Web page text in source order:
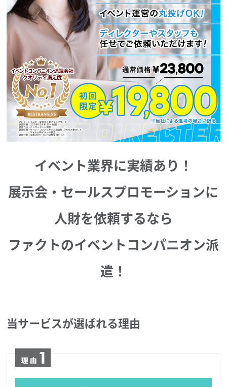
イベント業界に実績あり！
展示会・セールスプロモーションに
人財を依頼するなら
ファクトのイベントコンパニオン派
遣！
当サービスが選ばれる理由